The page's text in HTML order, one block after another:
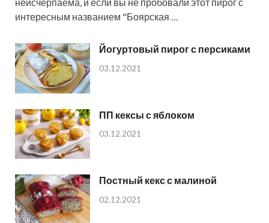
неисчерпаема, и если вы не пробовали этот пирог с
интересным названием "Боярская …
Йогуртовый пирог с персиками
03.12.2021
ПП кексы с яблоком
03.12.2021
Постный кекс с малиной
02.12.2021